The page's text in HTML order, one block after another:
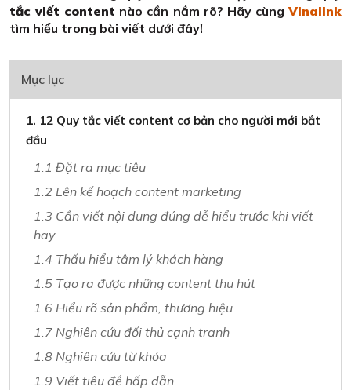
tắc viết content nào cần nắm rõ? Hãy cùngVinalink
tìm hiểu trong bài viết dưới đây!
Mục lục
1. 12 Quy tắc viết content cơ bản cho người mới bắt
đầu
1.1 Đặt ra mục tiêu
1.2 Lên kế hoạch content marketing
1.3 Cần viết nội dung đúng dễ hiểu trước khi viết
hay
1.4 Thấu hiểu tâm lý khách hàng
1.5 Tạo ra được những content thu hút
1.6 Hiểu rõ sản phẩm, thương hiệu
1.7 Nghiên cứu đối thủ cạnh tranh
1.8 Nghiên cứu từ khóa
1.9 Viết tiêu đề hấp dẫn